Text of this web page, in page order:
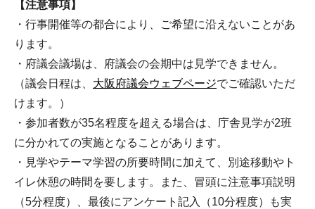
【注意事項】
・行事開催等の都合により、ご希望に沿えないことがあ
ります。
・府議会議場は、府議会の会期中は見学できません。
（議会日程は、 大阪府議会ウェブページでご確認いただ
けます。）
・参加者数が35名程度を超える場合は、庁舎見学が2班
に分かれての実施となることがあります。
・見学やテーマ学習の所要時間に加えて、別途移動やト
イレ休憩の時間を要します。また、冒頭に注意事項説明
（5分程度）、最後にアンケート記入（10分程度）も実